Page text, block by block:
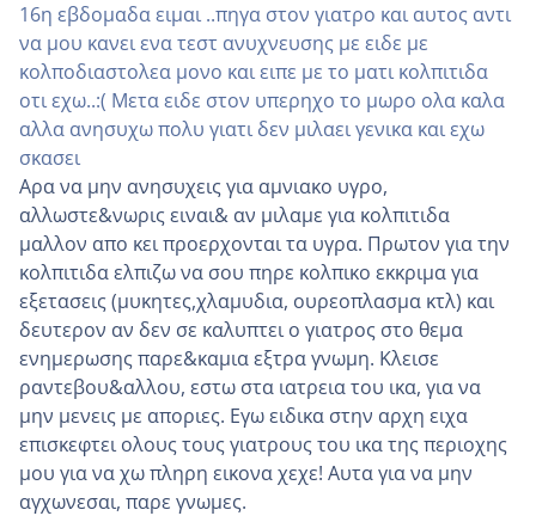
16η εβδομαδα ειμαι ..πηγα στον γιατρο και αυτος αντι
να μου κανει ενα τεστ ανυχνευσης με ειδε με
κολποδιαστολεα μονο και ειπε με το ματι κολπιτιδα
οτι εχω..:( Μετα ειδε στον υπερηχο το μωρο ολα καλα
αλλα ανησυχω πολυ γιατι δεν μιλαει γενικα και εχω
σκασει
Αρα να μην ανησυχεις για αμνιακο υγρο,
αλλωστε&νωρις ειναι& αν μιλαμε για κολπιτιδα
μαλλον απο κει προερχονται τα υγρα. Πρωτον για την
κολπιτιδα ελπιζω να σου πηρε κολπικο εκκριμα για
εξετασεις (μυκητες,χλαμυδια, ουρεοπλασμα κτλ) και
δευτερον αν δεν σε καλυπτει ο γιατρος στο θεμα
ενημερωσης παρε&καμια εξτρα γνωμη. Κλεισε
ραντεβου&αλλου, εστω στα ιατρεια του ικα, για να
μην μενεις με αποριες. Εγω ειδικα στην αρχη ειχα
επισκεφτει ολους τους γιατρους του ικα της περιοχης
μου για να χω πληρη εικονα χεχε! Αυτα για να μην
αγχωνεσαι, παρε γνωμες.